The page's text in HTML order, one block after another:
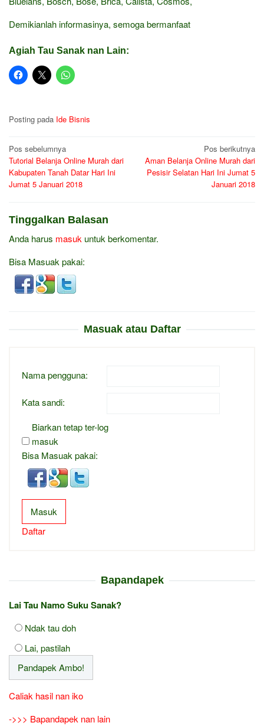
Demikianlah informasinya, semoga bermanfaat
Agiah Tau Sanak nan Lain:
Posting pada Ide Bisnis
Navigasi
pos
Pos sebelumnya
Tutorial Belanja Online Murah dari
Kabupaten Tanah Datar Hari Ini
Jumat 5 Januari 2018
Pos berikutnya
Aman Belanja Online Murah dari
Pesisir Selatan Hari Ini Jumat 5
Januari 2018
Tinggalkan Balasan
Anda harus masuk untuk berkomentar.
Bisa Masuak pakai:
Masuak atau Daftar
Nama pengguna:
Kata sandi:
Biarkan tetap ter-log
masuk
Bisa Masuak pakai:
Masuk
Daftar
Bapandapek
Lai Tau Namo Suku Sanak?
Ndak tau doh
Lai, pastilah
Caliak hasil nan iko
->>> Bapandapek nan lain